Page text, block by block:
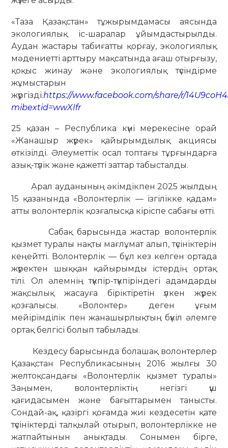
«Таза Қазақстан» тұжырымдамасы аясында
экологиялық іс-шаралар ұйымдастырылды.
Аудан жастары табиғатты қорғау, экологиялық
мәдениетті арттыру мақсатында ағаш отырғызу,
қоқыс жинау және экологиялық түсіндірме
жұмыстарын
жүргізді.https://www.facebook.com/share/r/
mibextid=wwXIfr
25 қазан – Республика күні мерекесіне орай
«Жанашыр жүрек» қайырымдылық акциясы
өткізілді. Әлеуметтік осал топтағы тұрғындарға
азық-түлік және қажетті заттар табысталды.
Арал ауданының әкімдікпен 2025 жылдың
15 қазанында «Волонтерлік — ізгілікке қадам»
атты волонтерлік қозғалысқа кіріспе сабағы өтті.
Сабақ барысында жастар волонтерлік
қызмет туралы нақты мағлұмат алып, түсініктерін
кеңейтті. Волонтерлік — бұл кез келген ортада
жүректен шыққан қайырымды істердің ортақ
тілі. Ол әлемнің түкпір-түкпіріндегі адамдарды
жақсылық жасауға біріктіретін үлкен жүрек
қозғалысы. «Волонтер» деген ұғым
мейірімділік пен жанашырлықтың бүкіл әлемге
ортақ белгісі болып табылады.
Кездесу барысында болашақ волонтерлер
Қазақстан Республикасының 2016 жылғы 30
желтоқсандағы «Волонтерлік қызмет туралы»
Заңымен, волонтерліктің негізгі үш
қағидасымен және бағыттарымен танысты.
Сондай-ақ, қазіргі қоғамда жиі кездесетін қате
түсініктерді талқылай отырып, волонтерлікке не
жатпайтынын анықтады. Сонымен бірге,